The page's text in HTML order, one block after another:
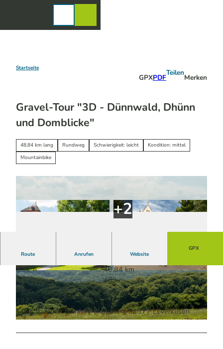
Startseite
GPXPDF
Teilen
Merken
Gravel-Tour "3D - Dünnwald, Dhünn
und Domblicke"
48,84 km lang Rundweg Schwierigkeit: leicht
Kondition: mittel
Mountainbike
© Dominik Ketz | KI-optimiert © Dominik Ketz | KI-optimiert
Route Anrufen Website
GPX
3:32 h
48,84 km
485 m
483 m
47 m
239 m
192 m
Start: Bahnhof Manfort, Moosweg, 51377 Leverkusen